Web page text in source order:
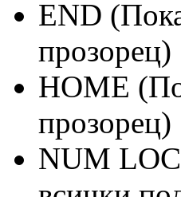
END
прозорец)
HOME
прозорец)
NUM